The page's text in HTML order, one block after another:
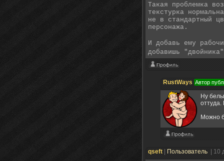
Такая проблемка
текстурка
не в стандартный
персонажа.
И добавь ему
добавишь
RustWays Автор
Ну
оттуда.
Можно
qseft Пользователь
| 10